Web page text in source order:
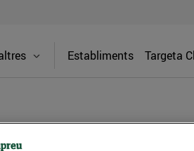
Establiments Targeta